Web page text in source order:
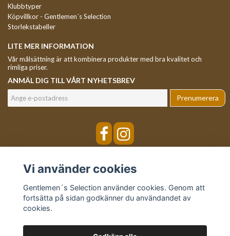
Klubbtyper
Köpvillkor - Gentlemen´s Selection
Storlekstabeller
LITE MER INFORMATION
Vår målsättning är att kombinera produkter med bra kvalitet och
rimliga priser.
ANMÄL DIG TILL VÅRT NYHETSBREV
Prenumerera
Vi använder cookies
Gentlemen´s Selection använder cookies. Genom att
fortsätta på sidan godkänner du användandet av
cookies.